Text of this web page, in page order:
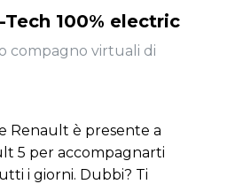
Tech 100% electric
compagno virtuali di
Renault è presente a
5 per accompagnarti
i giorni. Dubbi? Ti